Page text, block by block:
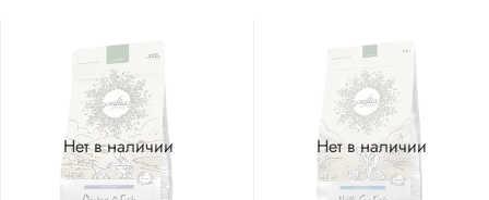
Нет в наличии Нет в наличии